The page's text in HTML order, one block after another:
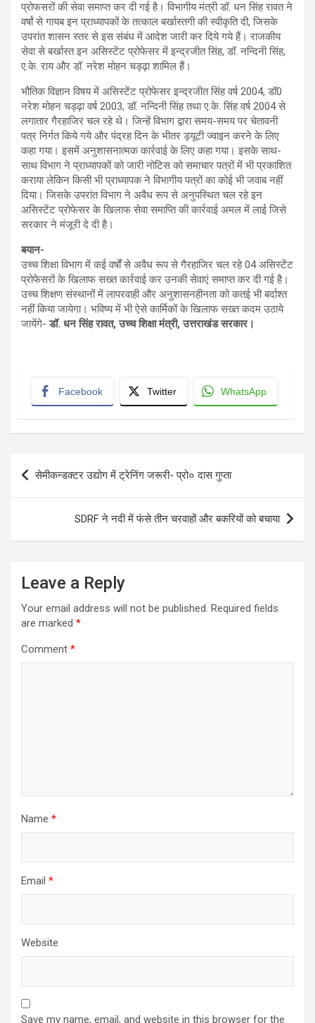
प्रोफसरों की सेवा समाप्त कर दी गई है। विभागीय मंत्री डॉ. धन सिंह रावत ने
वर्षां से गायब इन प्राध्यापकों के तत्काल बर्खास्तगी की स्वीकृति दी, जिसके
उपरांत शासन स्तर से इस संबंध में आदेश जारी कर दिये गये हैं। राजकीय
सेवा से बर्खास्त इन असिस्टेंट प्रोफेसर में इन्द्रजीत सिंह, डॉ. नन्दिनी सिंह,
ए.के. राय और डॉ. नरेश मोहन चड्ढ़ा शामिल हैं।
भौतिक विज्ञान विषय में असिस्टेंट प्रोफेसर इन्द्रजीत सिंह वर्ष 2004, डॉ0
नरेश मोहन चड्ढ़ा वर्ष 2003, डॉ. नन्दिनी सिंह तथा ए.के. सिंह वर्ष 2004 से
लगातार गैरहाजिर चल रहे थे। जिन्हें विभाग द्वारा समय-समय पर चेतावनी
पत्र निर्गत किये गये और पंद्रह दिन के भीतर ड्यूटी ज्वाइन करने के लिए
कहा गया। इसमें अनुशासनात्मक कार्रवाई के लिए कहा गया। इसके साथ-
साथ विभाग ने प्राध्यापकों को जारी नोटिस को समाचार पत्रों में भी प्रकाशित
कराया लेकिन किसी भी प्राध्यापक ने विभागीय पत्रों का कोई भी जवाब नहीं
दिया। जिसके उपरांत विभाग ने अवैध रूप से अनुपस्थित चल रहे इन
असिस्टेंट प्रोफेसर के खिलाफ सेवा समाप्ति की कार्रवाई अमल में लाई जिसे
सरकार ने मंजूरी दे दी है।
बयान-
उच्च शिक्षा विभाग में कई वर्षों से अवैध रूप से गैरहाजिर चल रहे 04 असिस्टेंट
प्रोफेसरों के खिलाफ सख्त कार्रवाई कर उनकी सेवाएं समाप्त कर दी गई है।
उच्च शिक्षण संस्थानों में लापरवाही और अनुशासनहीनता को कतई भी बर्दाश्त
नहीं किया जायेगा। भविष्य में भी ऐसे कार्मिकों के खिलाफ सख्त कदम उठाये
जायेंगे-डॉ. धन सिंह रावत,उच्च शिक्षा मंत्री,उत्तराखंड सरकार।
Facebook Twitter WhatsApp
Post
navigation
सेमीकन्डक्टर उद्योग में ट्रेनिंग जरूरी- प्रो० दास गुप्ता
SDRF ने नदी में फंसे तीन चरवाहों और बकरियों को बचाया
Leave a Reply
Your email address will not be published. Required fields
are marked *
Comment *
Name *
Email *
Website
Save my name, email, and website in this browser for the